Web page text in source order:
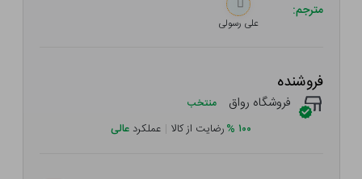
مترجم:
علی رسولی
فروشنده
فروشگاه رواق منتخب
۱۰۰ %رضایت از کالا | عملکرد عالی